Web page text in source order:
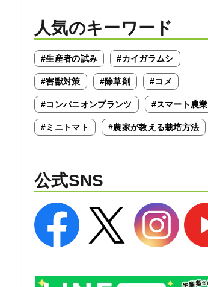
人気のキーワード
#生産者の試み #カイガラムシ
#害獣対策 #除草剤 #コメ
#コンパニオンプランツ #スマート農業
#ミニトマト #農家が教える栽培方法
公式SNS